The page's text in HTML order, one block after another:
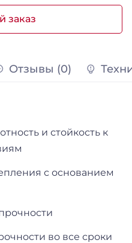
заказ
Отзывы (0)
и стойкость к
с основанием
во все сроки